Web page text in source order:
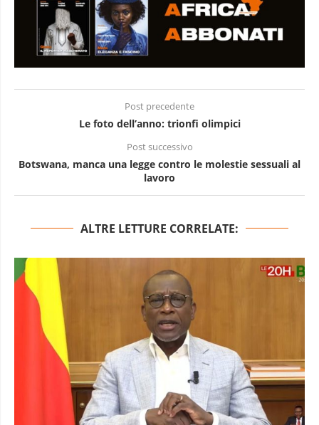
Post precedente
Le foto dell’anno: trionfi olimpici
Post successivo
Botswana, manca una legge contro le molestie sessuali al
lavoro
ALTRE LETTURE CORRELATE: